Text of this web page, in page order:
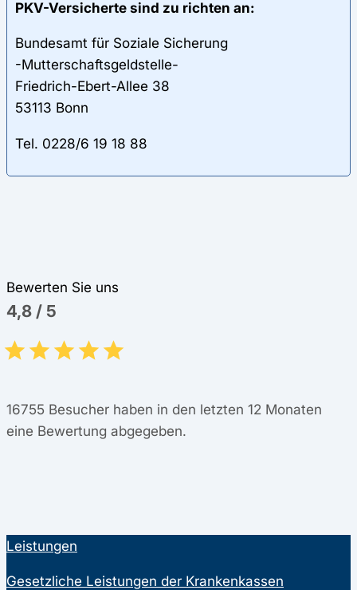
PKV-Versicherte sind zu richten an:
Bundesamt für Soziale Sicherung
-Mutterschaftsgeldstelle-
Friedrich-Ebert-Allee 38
53113 Bonn
Tel. 0228/6 19 18 88
Bewerten Sie uns
4,8 / 5
16755 Besucher haben in den letzten 12 Monaten
eine Bewertung abgegeben.
Leistungen
Gesetzliche Leistungen der Krankenkassen